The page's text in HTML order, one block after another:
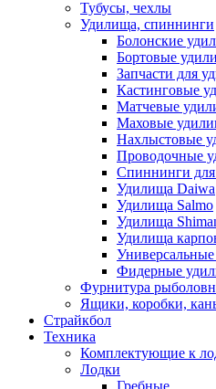
Тубусы, чехлы
Удилища, спиннинги
Болонские
Бортовые
Запчасти для
Кастинговые
Матчевые
Маховые
Нахлыстовые
Проводочные
Спиннинги
Удилища Daiwa
Удилища Salmo
Удилища
Удилища
Фидерные
Фурнитура
Ящики, коробки,
Страйкбол
Техника
Комплектующие к
Лодки
Гребные